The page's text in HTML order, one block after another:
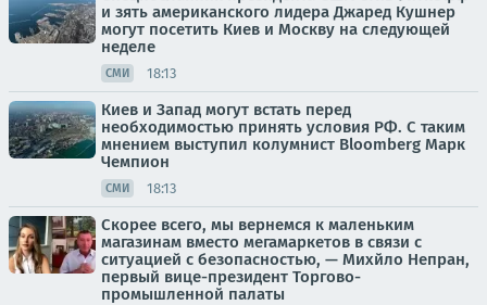
и зять американского лидера Джаред Кушнер
могут посетить Киев и Москву на следующей
неделе
СМИ 18:13
Киев и Запад могут встать перед
необходимостью принять условия РФ. С таким
мнением выступил колумнист Bloomberg Марк
Чемпион
СМИ 18:13
Скорее всего, мы вернемся к маленьким
магазинам вместо мегамаркетов в связи с
ситуацией с безопасностью, — Михйло Непран,
первый вице-президент Торгово-
промышленной палаты